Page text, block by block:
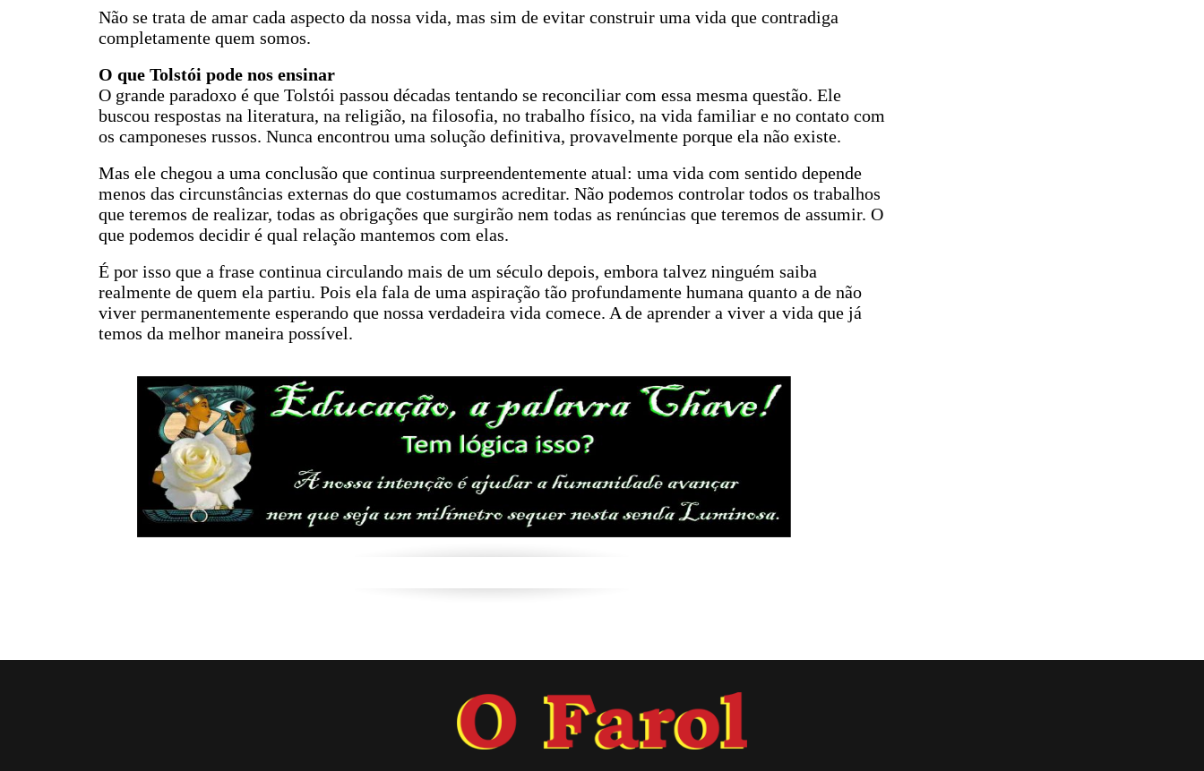
Não se trata de amar cada aspecto da nossa vida, mas sim de evitar construir uma vida que contradiga
completamente quem somos.
O que Tolstói pode nos ensinar
O grande paradoxo é que Tolstói passou décadas tentando se reconciliar com essa mesma questão. Ele
buscou respostas na literatura, na religião, na filosofia, no trabalho físico, na vida familiar e no contato com
os camponeses russos. Nunca encontrou uma solução definitiva, provavelmente porque ela não existe.
Mas ele chegou a uma conclusão que continua surpreendentemente atual: uma vida com sentido depende
menos das circunstâncias externas do que costumamos acreditar. Não podemos controlar todos os trabalhos
que teremos de realizar, todas as obrigações que surgirão nem todas as renúncias que teremos de assumir. O
que podemos decidir é qual relação mantemos com elas.
É por isso que a frase continua circulando mais de um século depois, embora talvez ninguém saiba
realmente de quem ela partiu. Pois ela fala de uma aspiração tão profundamente humana quanto a de não
viver permanentemente esperando que nossa verdadeira vida comece. A de aprender a viver a vida que já
temos da melhor maneira possível.